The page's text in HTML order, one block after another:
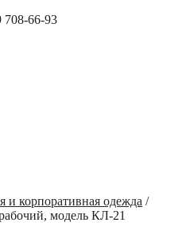
708-66-93
и корпоративная одежда /
модель КЛ-21